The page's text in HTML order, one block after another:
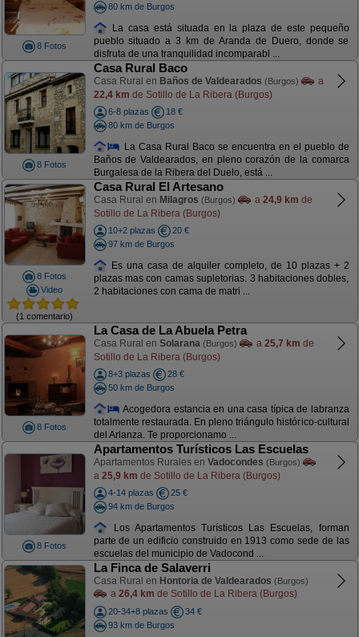
8 Fotos
80 km de Burgos
La casa está situada en la plaza de este pequeño
pueblo situado a 3 km de Aranda de Duero, donde se
disfruta de una tranquilidad incomparabl ...
8 Fotos
Casa Rural Baco
Casa Rural en Baños de Valdearados (Burgos)
a
22,4 km de Sotillo de La Ribera (Burgos)
6-8 plazas
18 €
80 km de Burgos
La Casa Rural Baco se encuentra en el pueblo de
Baños de Valdearados, en pleno corazón de la comarca
Burgalesa de la Ribera del Duelo, está ...
8 Fotos
Video
(1 comentario)
Casa Rural El Artesano
Casa Rural en Milagros (Burgos) a 24,9 km de
Sotillo de La Ribera (Burgos)
10+2 plazas
20 €
97 km de Burgos
Es una casa de alquiler completo, de 10 plazas + 2
plazas mas con camas supletorias. 3 habitaciones dobles,
2 habitaciones con cama de matri ...
8 Fotos
La Casa de La Abuela Petra
Casa Rural en Solarana (Burgos) a 25,7 km de
Sotillo de La Ribera (Burgos)
8+3 plazas
28 €
50 km de Burgos
Acogedora estancia en una casa típica de labranza
totalmente restaurada. En pleno triángulo histórico-cultural
del Arlanza. Te proporcionamo ...
8 Fotos
Apartamentos Turísticos Las Escuelas
Apartamentos Rurales en Vadocondes (Burgos)
a 25,9 km de Sotillo de La Ribera (Burgos)
4-14 plazas
25 €
94 km de Burgos
Los Apartamentos Turísticos Las Escuelas, forman
parte de un edificio construido en 1913 como sede de las
escuelas del municipio de Vadocond ...
La Finca de Salaverri
Casa Rural en Hontoria de Valdearados (Burgos)
a 26,4 km de Sotillo de La Ribera (Burgos)
20-34+8 plazas
34 €
93 km de Burgos